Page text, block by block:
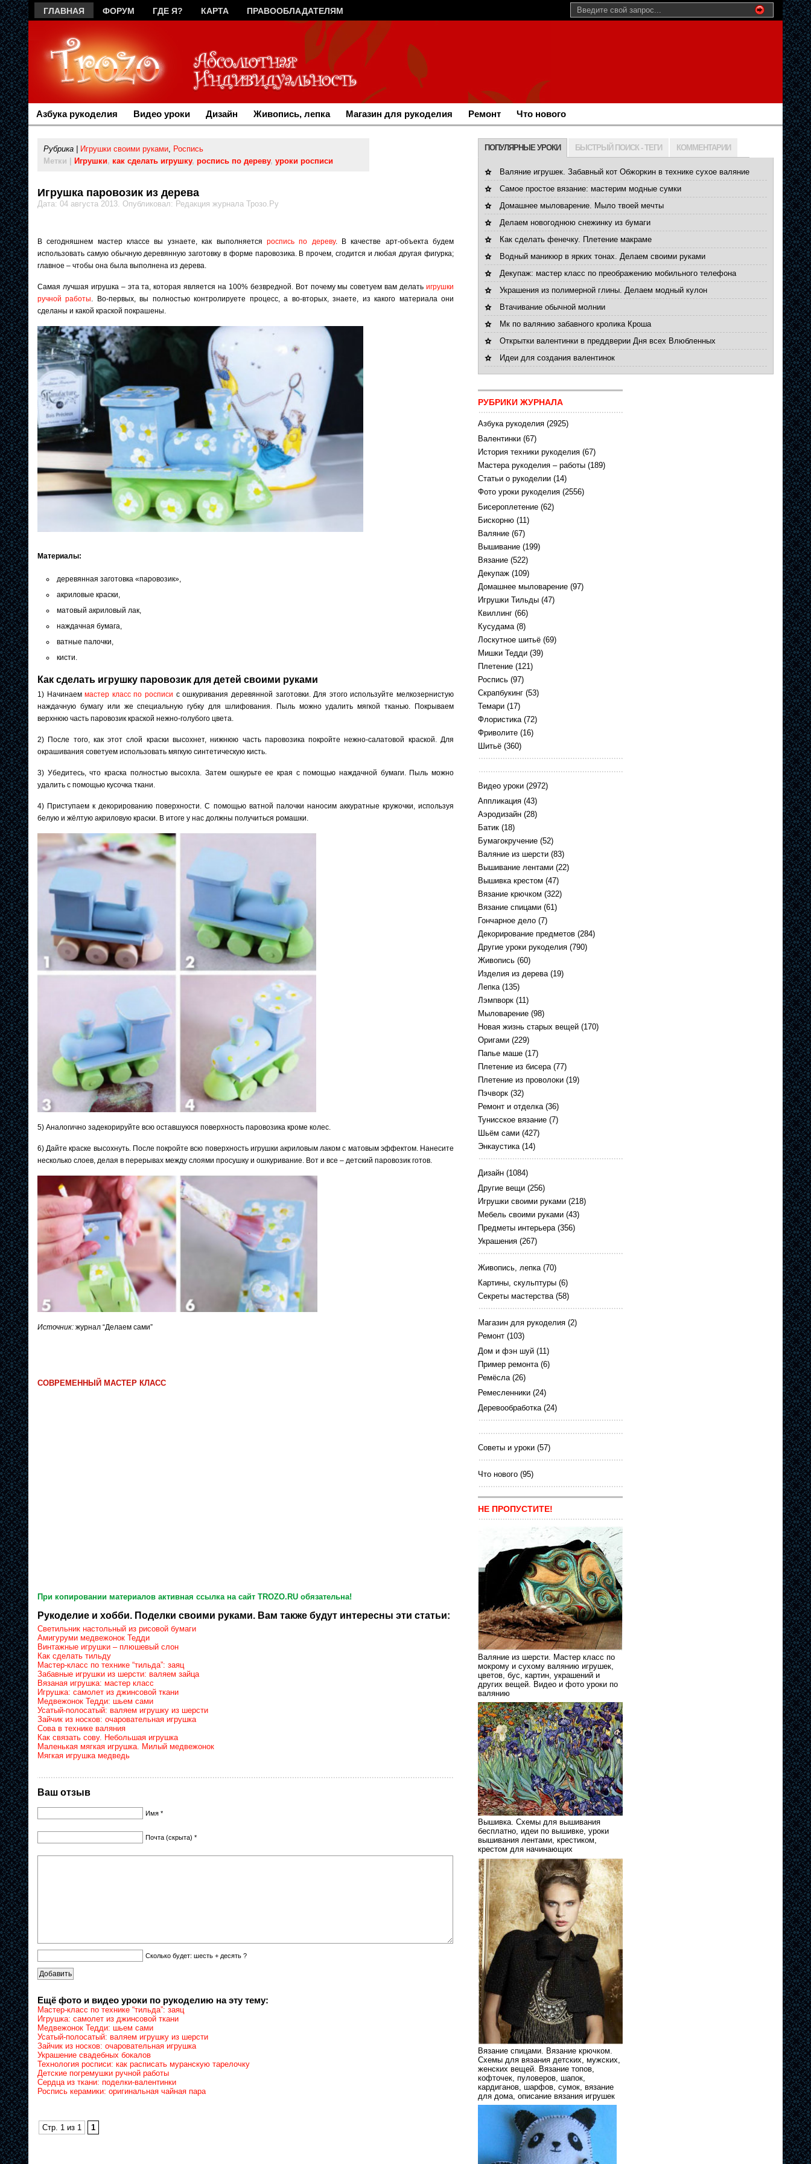
ГЛАВНАЯ ФОРУМ ГДЕ Я? КАРТА
ПРАВООБЛАДАТЕЛЯМ
Азбука рукоделия Видео уроки Дизайн Живопись, лепка Магазин для рукоделия Ремонт Что нового
Рубрика | Игрушки своими руками, Роспись
Метки |
Игрушки, как сделать игрушку, роспись по дереву, уроки росписи
Игрушка паровозик из дерева
Дата: 04 августа 2013. Опубликовал: Редакция журнала Трозо.Ру
В сегодняшнем мастер классе вы узнаете, как выполняется роспись по дереву. В качестве арт-объекта будем
использовать самую обычную деревянную заготовку в форме паровозика. В прочем, сгодится и любая другая фигурка;
главное – чтобы она была выполнена из дерева.
Самая лучшая игрушка – эта та, которая является на 100% безвредной. Вот почему мы советуем вам делать игрушки
ручной работы. Во-первых, вы полностью контролируете процесс, а во-вторых, знаете, из какого материала они
сделаны и какой краской покрашены.
Материалы:
деревянная заготовка «паровозик»,
акриловые краски,
матовый акриловый лак,
наждачная бумага,
ватные палочки,
кисти.
Как сделать игрушку паровозик для детей своими руками
1) Начинаеммастер класс по росписи с ошкуривания деревянной заготовки. Для этого используйте мелкозернистую
наждачную бумагу или же специальную губку для шлифования. Пыль можно удалить мягкой тканью. Покрываем
верхнюю часть паровозик краской нежно-голубого цвета.
2) После того, как этот слой краски высохнет, нижнюю часть паровозика покройте нежно-салатовой краской. Для
окрашивания советуем использовать мягкую синтетическую кисть.
3) Убедитесь, что краска полностью высохла. Затем ошкурьте ее края с помощью наждачной бумаги. Пыль можно
удалить с помощью кусочка ткани.
4) Приступаем к декорированию поверхности. С помощью ватной палочки наносим аккуратные кружочки, используя
белую и жёлтую акриловую краски. В итоге у нас должны получиться ромашки.
5) Аналогично задекорируйте всю оставшуюся поверхность паровозика кроме колес.
6) Дайте краске высохнуть. После покройте всю поверхность игрушки акриловым лаком с матовым эффектом. Нанесите
несколько слоев, делая в перерывах между слоями просушку и ошкуривание. Вот и все – детский паровозик готов.
Источник: журнал “Делаем сами”
СОВРЕМЕННЫЙ МАСТЕР КЛАСС
При копировании материалов активная ссылка на сайт TROZO.RU обязательна!
Рукоделие и хобби. Поделки своими руками. Вам также будут интересны эти статьи:
Светильник настольный из рисовой бумаги
Амигуруми медвежонок Тедди
Винтажные игрушки – плюшевый слон
Как сделать тильду
Мастер-класс по технике “тильда”: заяц
Забавные игрушки из шерсти: валяем зайца
Вязаная игрушка: мастер класс
Игрушка: самолет из джинсовой ткани
Медвежонок Тедди: шьем сами
Усатый-полосатый: валяем игрушку из шерсти
Зайчик из носков: очаровательная игрушка
Сова в технике валяния
Как связать сову. Небольшая игрушка
Маленькая мягкая игрушка. Милый медвежонок
Мягкая игрушка медведь
Ваш отзыв
Имя *
Почта (скрыта) *
Сколько будет: шесть + десять ?
Ещё фото и видео уроки по рукоделию на эту тему:
Мастер-класс по технике “тильда”: заяц
Игрушка: самолет из джинсовой ткани
Медвежонок Тедди: шьем сами
Усатый-полосатый: валяем игрушку из шерсти
Зайчик из носков: очаровательная игрушка
Украшение свадебных бокалов
Технология росписи: как расписать муранскую тарелочку
Детские погремушки ручной работы
Сердца из ткани: поделки-валентинки
Роспись керамики: оригинальная чайная пара
Стр. 1 из 1 1
ПОПУЛЯРНЫЕ УРОКИ БЫСТРЫЙ ПОИСК - ТЕГИ КОММЕНТАРИИ
Валяние игрушек. Забавный кот Обжоркин в технике сухое валяние
Самое простое вязание: мастерим модные сумки
Домашнее мыловарение. Мыло твоей мечты
Делаем новогоднюю снежинку из бумаги
Как сделать фенечку. Плетение макраме
Водный маникюр в ярких тонах. Делаем своими руками
Декупаж: мастер класс по преображению мобильного телефона
Украшения из полимерной глины. Делаем модный кулон
Втачивание обычной молнии
Мк по валянию забавного кролика Кроша
Открытки валентинки в преддверии Дня всех Влюбленных
Идеи для создания валентинок
РУБРИКИ ЖУРНАЛА
Азбука рукоделия (2925)
Валентинки (67)
История техники рукоделия (67)
Мастера рукоделия – работы (189)
Статьи о рукоделии (14)
Фото уроки рукоделия (2556)
Бисероплетение (62)
Бискорню (11)
Валяние (67)
Вышивание (199)
Вязание (522)
Декупаж (109)
Домашнее мыловарение (97)
Игрушки Тильды (47)
Квиллинг (66)
Кусудама(8)
Лоскутное шитьё (69)
Мишки Тедди (39)
Плетение (121)
Роспись (97)
Скрапбукинг (53)
Темари (17)
Флористика(72)
Фриволите (16)
Шитьё (360)
Видео уроки (2972)
Аппликация (43)
Аэродизайн (28)
Батик (18)
Бумагокручение (52)
Валяние из шерсти (83)
Вышивание лентами (22)
Вышивка крестом (47)
Вязание крючком (322)
Вязание спицами (61)
Гончарное дело (7)
Декорирование предметов (284)
Другие уроки рукоделия (790)
Живопись (60)
Изделия из дерева(19)
Лепка(135)
Лэмпворк (11)
Мыловарение (98)
Новая жизнь старых вещей (170)
Оригами (229)
Папье маше (17)
Плетение из бисера(77)
Плетение из проволоки (19)
Пэчворк (32)
Ремонт и отделка(36)
Тунисское вязание (7)
Шьём сами (427)
Энкаустика(14)
Дизайн (1084)
Другие вещи (256)
Игрушки своими руками (218)
Мебель своими руками (43)
Предметы интерьера(356)
Украшения (267)
Живопись, лепка(70)
Картины, скульптуры (6)
Секреты мастерства(58)
Магазин для рукоделия (2)
Ремонт (103)
Дом и фэн шуй (11)
Пример ремонта(6)
Ремёсла(26)
Ремесленники (24)
Деревообработка(24)
Советы и уроки (57)
Что нового (95)
НЕ ПРОПУСТИТЕ!
Валяние из шерсти. Мастер класс по
мокрому и сухому валянию игрушек,
цветов, бус, картин, украшений и
других вещей. Видео и фото уроки по
валянию
Вышивка. Схемы для вышивания
бесплатно, идеи по вышивке, уроки
вышивания лентами, крестиком,
крестом для начинающих
Вязание спицами. Вязание крючком.
Схемы для вязания детских, мужских,
женских вещей. Вязание топов,
кофточек, пуловеров, шапок,
кардиганов, шарфов, сумок, вязание
для дома, описание вязания игрушек